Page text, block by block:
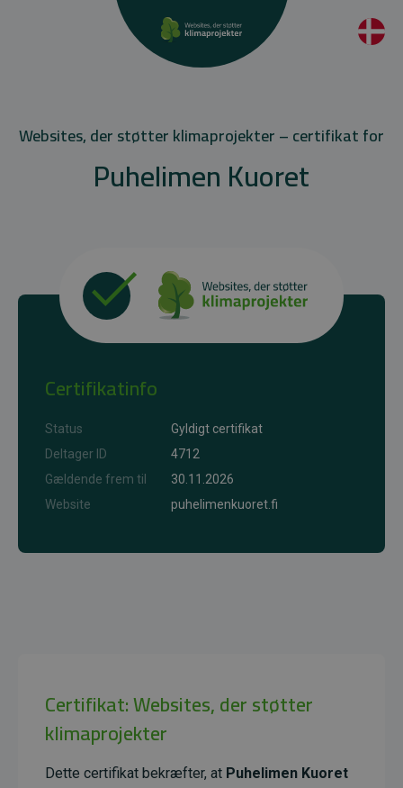
Websites, der støtter klimaprojekter – certifikat for
Puhelimen Kuoret
Certifikatinfo
Status
Gyldigt certifikat
Deltager ID
4712
Gældende frem til
30.11.2026
Website
puhelimenkuoret.fi
Certifikat: Websites, der støtter
klimaprojekter
Dette certifikat bekræfter, at Puhelimen Kuoret